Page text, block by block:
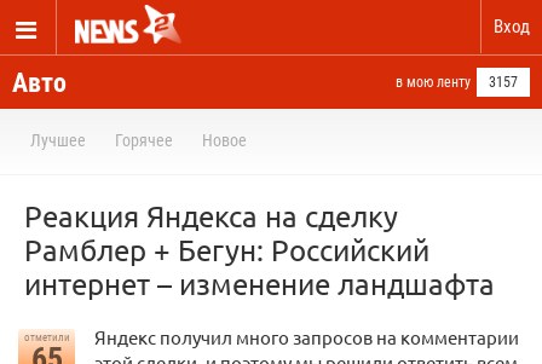
Вход
Авто в мою ленту 3157
Лучшее Горячее Новое
Реакция Яндекса на сделку
Рамблер + Бегун: Российский
интернет – изменение ландшафта
отметили
Яндекс получил много запросов на комментарии